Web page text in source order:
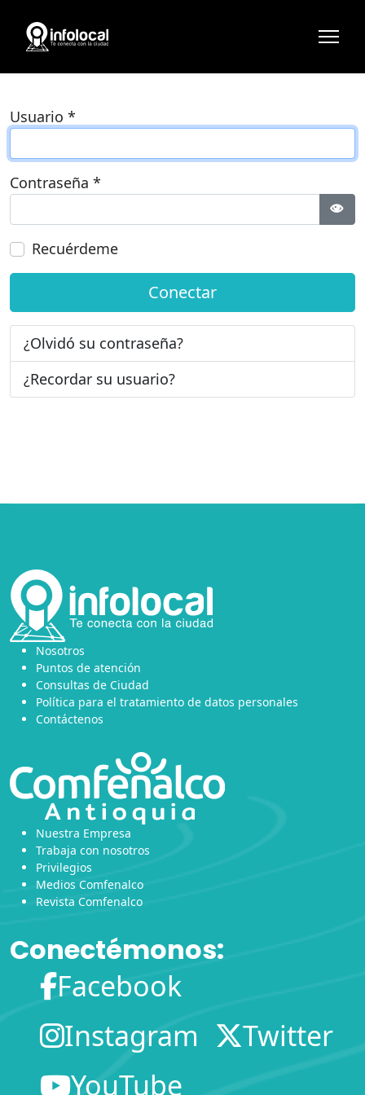
Usuario *
Contraseña *
Recuérdeme
Conectar
¿Olvidó su contraseña?
¿Recordar su usuario?
Nosotros
Puntos de atención
Consultas de Ciudad
Política para el tratamiento de datos personales
Contáctenos
Nuestra Empresa
Trabaja con nosotros
Privilegios
Medios Comfenalco
Revista Comfenalco
Conectémonos:
Facebook
Instagram
Twitter
YouTube